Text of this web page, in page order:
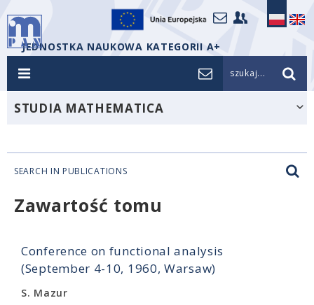
JEDNOSTKA NAUKOWA KATEGORII A+
szukaj...
STUDIA MATHEMATICA
SEARCH IN PUBLICATIONS
Zawartość tomu
Conference on functional analysis
(September 4-10, 1960, Warsaw)
S. Mazur